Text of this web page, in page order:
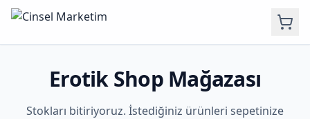
Erotik Shop Mağazası
Stokları bitiriyoruz. İstediğiniz ürünleri sepetinize